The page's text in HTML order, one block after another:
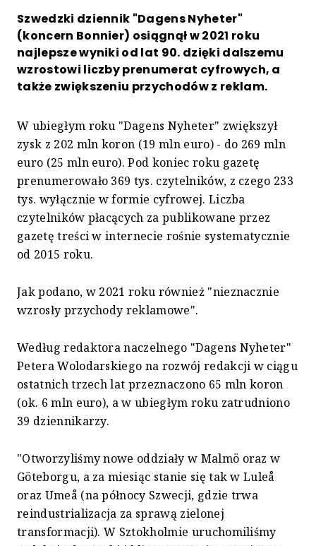
Szwedzki dziennik "Dagens Nyheter"
(koncern Bonnier) osiągnął w 2021 roku
najlepsze wyniki od lat 90. dzięki dalszemu
wzrostowi liczby prenumerat cyfrowych, a
także zwiększeniu przychodów z reklam.
W ubiegłym roku "Dagens Nyheter" zwiększył
zysk z 202 mln koron (19 mln euro) - do 269 mln
euro (25 mln euro). Pod koniec roku gazetę
prenumerowało 369 tys. czytelników, z czego 233
tys. wyłącznie w formie cyfrowej. Liczba
czytelników płacących za publikowane przez
gazetę treści w internecie rośnie systematycznie
od 2015 roku.
Jak podano, w 2021 roku również "nieznacznie
wzrosły przychody reklamowe".
Według redaktora naczelnego "Dagens Nyheter"
Petera Wolodarskiego na rozwój redakcji w ciągu
ostatnich trzech lat przeznaczono 65 mln koron
(ok. 6 mln euro), a w ubiegłym roku zatrudniono
39 dziennikarzy.
"Otworzyliśmy nowe oddziały w Malmö oraz w
Göteborgu, a za miesiąc stanie się tak w Luleå
oraz Umeå (na północy Szwecji, gdzie trwa
reindustrializacja za sprawą zielonej
transformacji). W Sztokholmie uruchomiliśmy